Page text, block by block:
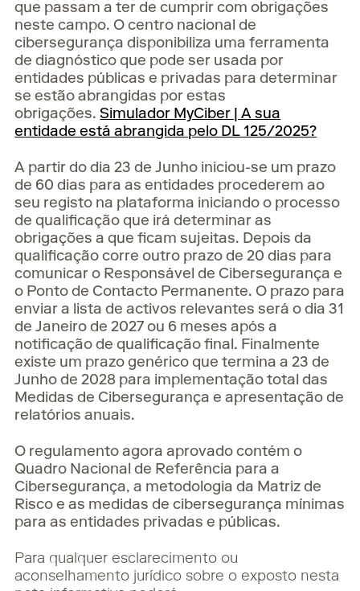
que passam a ter de cumprir com obrigações
neste campo. O centro nacional de
cibersegurança disponibiliza uma ferramenta
de diagnóstico que pode ser usada por
entidades públicas e privadas para determinar
se estão abrangidas por estas
obrigações.Simulador MyCiber | A sua
entidade está abrangida pelo DL 125/2025?
A partir do dia 23 de Junho iniciou-se um prazo
de 60 dias para as entidades procederem ao
seu registo na plataforma iniciando o processo
de qualificação que irá determinar as
obrigações a que ficam sujeitas. Depois da
qualificação corre outro prazo de 20 dias para
comunicar o Responsável de Cibersegurança e
o Ponto de Contacto Permanente. O prazo para
enviar a lista de activos relevantes será o dia 31
de Janeiro de 2027 ou 6 meses após a
notificação de qualificação final. Finalmente
existe um prazo genérico que termina a 23 de
Junho de 2028 para implementação total das
Medidas de Cibersegurança e apresentação de
relatórios anuais.
O regulamento agora aprovado contém o
Quadro Nacional de Referência para a
Cibersegurança, a metodologia da Matriz de
Risco e as medidas de cibersegurança mínimas
para as entidades privadas e públicas.
Para qualquer esclarecimento ou
aconselhamento jurídico sobre o exposto nesta